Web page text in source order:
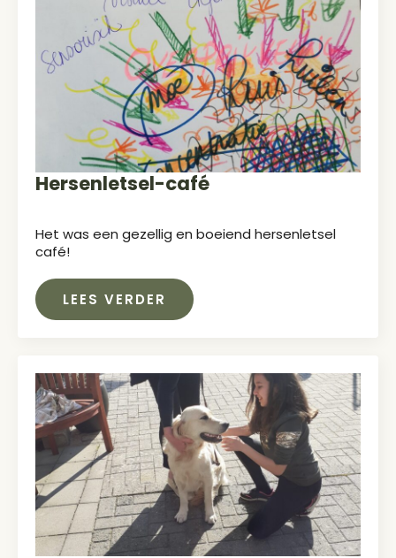
Hersenletsel-café
Het was een gezellig en boeiend hersenletsel
café!
LEES VERDER